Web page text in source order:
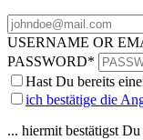
USERNAME OR
PASSWORD*
Hast Du bereits
ich bestätige die
... hiermit bestätigst